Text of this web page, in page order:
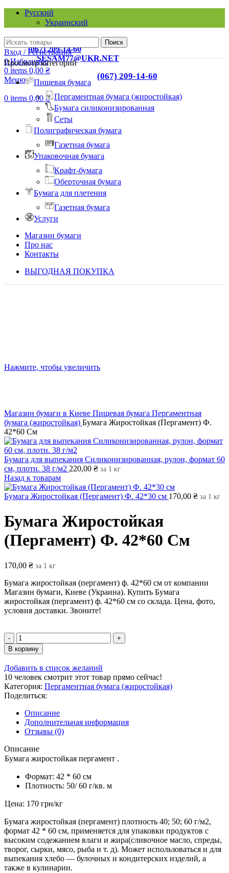
Русский
Украинский
КИЕВ, 03067, УЛ. А. ТИХОГО, 42-А
ТЕЛ.:(067) 209-14-60
EMAIL:SESAM77@UKR.NET
(067) 209-14-60
Поиск
Вход / Регистрация
0Избранное
0 items 0,00 ₴
Меню
0 items 0,00 ₴
Просмотр категорий
Пищевая бумага
Пергаментная бумага (жиростойкая)
Бумага силиконизированная
Сеты
Полиграфическая бумага
Газетная бумага
Упаковочная бумага
Крафт-бумага
Оберточная бумага
Бумага для плетения
Газетная бумага
Услуги
Магазин бумаги
Про нас
Контакты
ВЫГОДНАЯ ПОКУПКА
Нажмите, чтобы увеличить
Магазин бумаги в Киеве Пищевая бумага Пергаментная
бумага (жиростойкая) Бумага Жиростойкая (Пергамент) Ф.
42*60 См
Бумага для выпекания Силиконизированная, рулон, формат 60
см, плотн. 38 г/м2 220,00 ₴ за 1 кг
Назад к товарам
Бумага Жиростойкая (Пергамент) Ф. 42*30 см 170,00 ₴ за 1 кг
Бумага Жиростойкая
(Пергамент) Ф. 42*60 См
170,00 ₴ за 1 кг
Бумага жиростойкая (пергамент) ф. 42*60 см от компании
Магазин бумаги, Киеве (Украина). Купить Бумага
жиростойкая (пергамент) ф. 42*60 см со склада. Цена, фото,
условия доставки. Звоните!
В корзину
Добавить в список желаний
10 человек смотрит этот товар прямо сейчас!
Категория: Пергаментная бумага (жиростойкая)
Поделиться:
Описание
Дополнительная информация
Отзывы (0)
Описание
Бумага жиростойкая пергамент .
Формат: 42 * 60 см
Плотность: 50/ 60 г/кв. м
Цена: 170 грн/кг
Бумага жиростойкая (пергамент) плотность 40; 50; 60 г/м2,
формат 42 * 60 см, применяется для упаковки продуктов с
высоким содежанием влаги и жира(сливочное масло, спреды,
творог, сырки, мясо, рыба и т. д). Может использоваться и для
выпекания хлебо — булочных и кондитерских изделий, а
также в кулинарии.